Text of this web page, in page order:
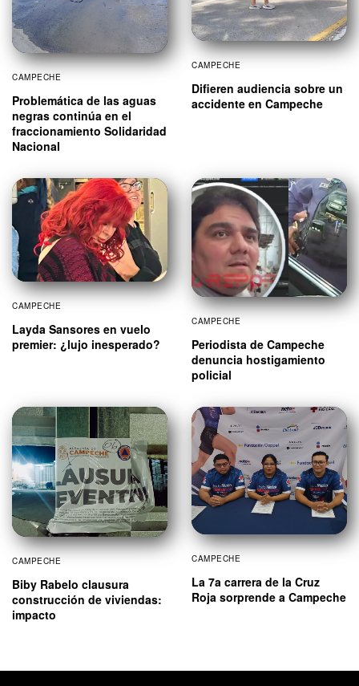
CAMPECHE
Problemática de las aguas
negras continúa en el
fraccionamiento Solidaridad
Nacional
CAMPECHE
Difieren audiencia sobre un
accidente en Campeche
CAMPECHE
Layda Sansores en vuelo
premier: ¿lujo inesperado?
CAMPECHE
Periodista de Campeche
denuncia hostigamiento
policial
CAMPECHE
Biby Rabelo clausura
construcción de viviendas:
impacto
CAMPECHE
La 7a carrera de la Cruz
Roja sorprende a Campeche